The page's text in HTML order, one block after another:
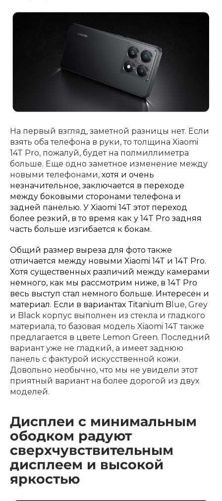
Подробнее
об оплате Плайтом
раз в 2
раз в 2 недели
Остались вопросы?
8 800 302-02-51
plait.ru
На первый взгляд, заметной разницы нет. Если
взять оба телефона в руки, то толщина Xiaomi
14T Pro, пожалуй, будет на полмиллиметра
больше. Еще одно заметное изменение между
новыми телефонами, хотя и очень
незначительное, заключается в переходе
между боковыми сторонами телефона и
задней панелью. У Xiaomi 14T этот переход
более резкий, в то время как у 14T Pro задняя
часть больше изгибается к бокам.
Общий размер выреза для фото также
отличается между новыми Xiaomi 14T и 14T Pro.
Хотя существенных различий между камерами
немного, как мы рассмотрим ниже, в 14T Pro
весь выступ стал немного больше. Интересен и
материал. Если в вариантах Titanium B lue, Grey
и Black корпус выполнен из стекла и гладкого
материала, то базовая модель Xiaomi 14T также
предлагается в цвете Lemon Green. Последний
вариант уже не гладкий, а имеет заднюю
панель с фактурой искусственной кожи.
Довольно необычно, что мы не увидели этот
приятный вариант на более дорогой из двух
моделей.
Дисплеи с минимальным
ободком радуют
сверхчувствительным
дисплеем и высокой
яркостью